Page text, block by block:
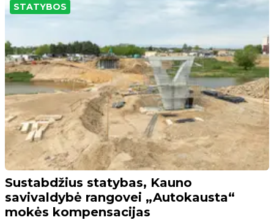
STATYBOS
Sustabdžius statybas, Kauno
savivaldybė rangovei „Autokausta“
mokės kompensacijas